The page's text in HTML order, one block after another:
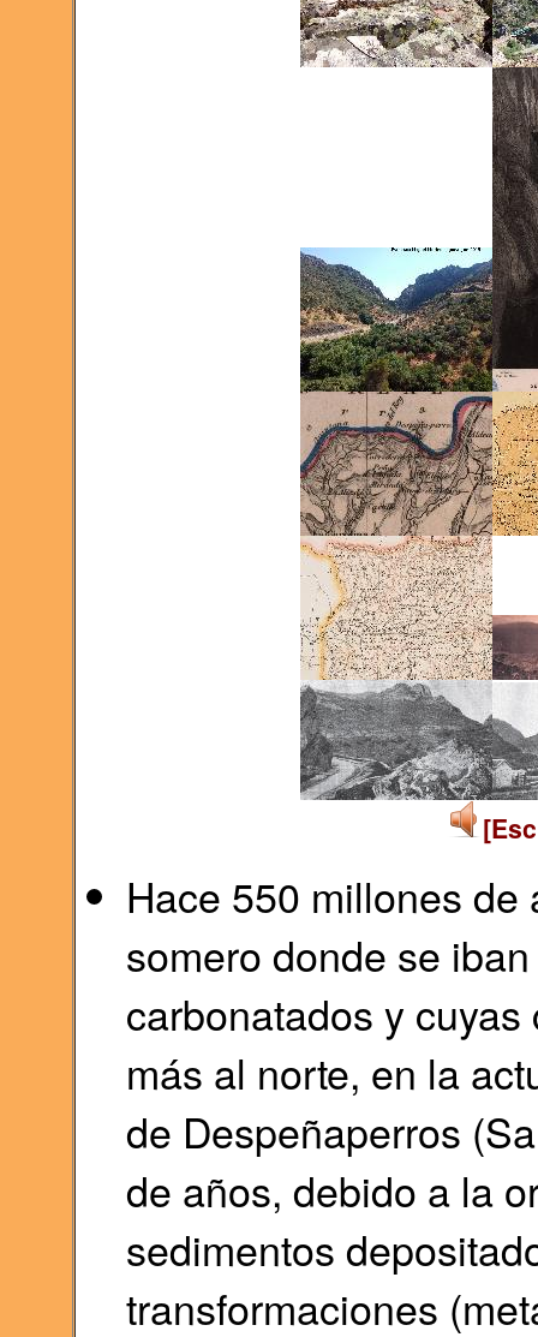
Hace 550 millones
somero donde se
carbonatados y
más al norte, en la
de Despeñaperros
de años, debido a la
sedimentos
transformaciones